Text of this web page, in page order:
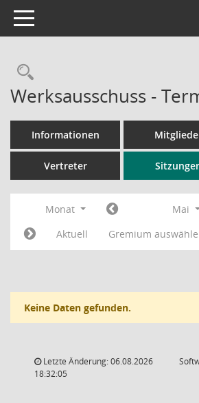
Toggle navigation
Rechercheauswahl
Werksausschuss -
Informationen
Vertreter
Monat Mai
Aktuell
Gremium
Keine Daten gefunden.
Letzte Änderung: 06.08.2026
18:32:05